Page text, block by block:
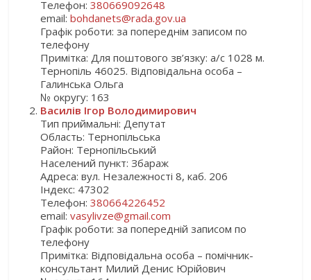
Телефон:380669092648
email:bohdanets@rada.gov.ua
Графік роботи: за попереднім записом по
телефону
Примітка: Для поштового зв’язку: а/с 1028 м.
Тернопіль 46025. Відповідальна особа –
Галинська Ольга
№ округу: 163
Василів Ігор Володимирович
Тип приймальні: Депутат
Область: Тернопільська
Район: Тернопільський
Населений пункт: Збараж
Адреса: вул. Незалежності 8, каб. 206
Індекс: 47302
Телефон:380664226452
email:vasylivze@gmail.com
Графік роботи: за попередній записом по
телефону
Примітка: Відповідальна особа – помічник-
консультант Милий Денис Юрійович